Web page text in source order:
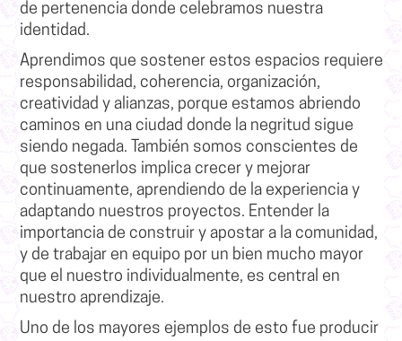
de pertenencia donde celebramos nuestra
identidad.
Aprendimos que sostener estos espacios requiere
responsabilidad, coherencia, organización,
creatividad y alianzas, porque estamos abriendo
caminos en una ciudad donde la negritud sigue
siendo negada. También somos conscientes de
que sostenerlos implica crecer y mejorar
continuamente, aprendiendo de la experiencia y
adaptando nuestros proyectos. Entender la
importancia de construir y apostar a la comunidad,
y de trabajar en equipo por un bien mucho mayor
que el nuestro individualmente, es central en
nuestro aprendizaje.
Uno de los mayores ejemplos de esto fue producir